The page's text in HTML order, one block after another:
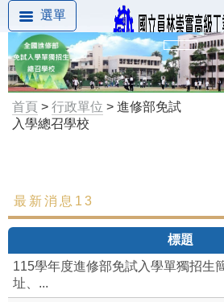
選單
首頁 > 行政單位 > 進修部免試
入學總召學校
最新消息
最新消息13
標題
115學年度進修部免試入學單獨招生
址、...